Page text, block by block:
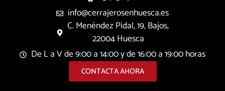
info@cerrajerosenhuesca.es
C. Menéndez Pidal, 19, Bajos,
22004 Huesca
De L a V de 9:00 a 14:00 y de 16:00 a 19:00 horas
CONTACTA AHORA